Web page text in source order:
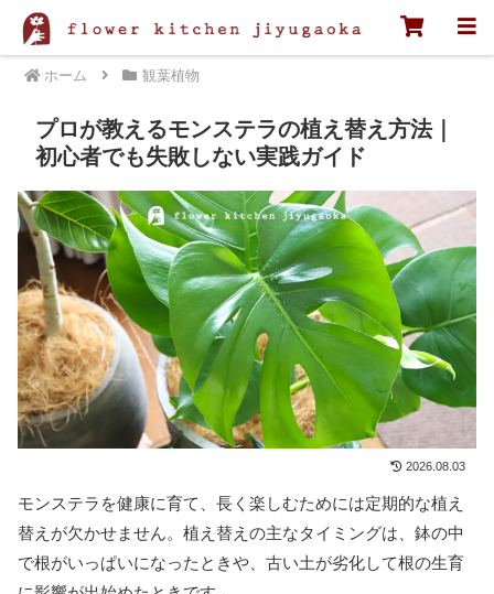
ホーム 観葉植物
プロが教えるモンステラの植え替え方法｜
初心者でも失敗しない実践ガイド
2026.08.03
モンステラを健康に育て、長く楽しむためには定期的な植え
替えが欠かせません。植え替えの主なタイミングは、鉢の中
で根がいっぱいになったときや、古い土が劣化して根の生育